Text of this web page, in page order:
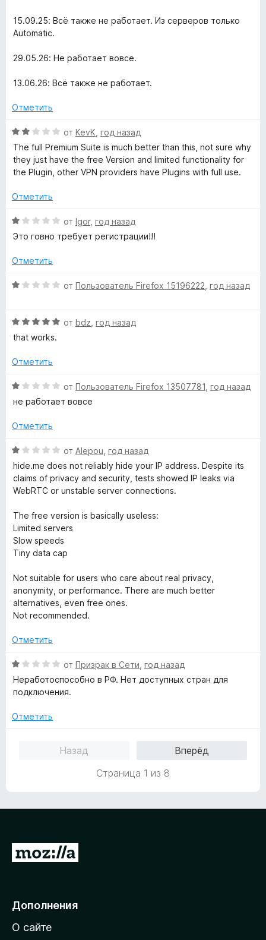
з
5
н
о
а
и
5
15.09.25: Всё также не работает. Из серверов только
Automatic.
29.05.26: Не работает вовсе.
13.06.26: Всё также не работает.
Отметить
О
ц
е
н
н
н
а
и
5
от KevK год назад
The full Premium Suite is much better than this, not sure why
they just have the free Version and limited functionality for
the Plugin, other VPN providers have Plugins with full use.
Отметить
О
ц
н
н
а
1
з
от Igor, год назад
Это говно требует регистрации!!!
Отметить
О
н
е
о
а
з
от Пользователь Firefox 15196222 год назад
О
ц
н
н
а
и
5
от bdz год назад
that works.
Отметить
О
ц
н
н
о
а
и
з
5
от Пользователь Firefox 13507781 год назад
не работает вовсе
Отметить
О
ц
е
н
н
о
н
а
и
з
5
от Alepou год назад
hide.me does not reliably hide your IP address. Despite its
claims of privacy and security, tests showed IP leaks via
WebRTC or unstable server connections.
The free version is basically useless:
Limited servers
Slow speeds
Tiny data cap
Not suitable for users who care about real privacy,
anonymity, or performance. There are much better
alternatives, even free ones.
Not recommended.
Отметить
О
ц
е
е
от Призрак в Сети год назад
Неработоспособно в РФ. Нет доступных стран для
подключения.
Отметить
Назад
Вперёд
Страница 1 из 8
П
е
й
т
Дополнения
О сайте